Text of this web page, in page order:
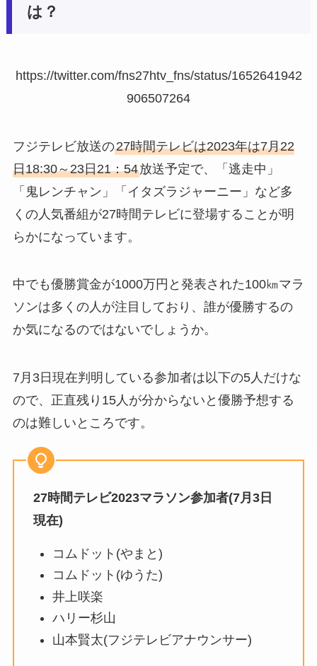
は？
https://twitter.com/fns27htv_fns/status/1652641942
906507264
フジテレビ放送の27時間テレビは2023年は7月22
日18:30～23日21：54放送予定で、「逃走中」
「鬼レンチャン」「イタズラジャーニー」など多
くの人気番組が27時間テレビに登場することが明
らかになっています。
中でも優勝賞金が1000万円と発表された100㎞マラ
ソンは多くの人が注目しており、誰が優勝するの
か気になるのではないでしょうか。
7月3日現在判明している参加者は以下の5人だけな
ので、正直残り15人が分からないと優勝予想する
のは難しいところです。
27時間テレビ2023マラソン参加者(7月3日
現在)
コムドット(やまと)
コムドット(ゆうた)
井上咲楽
ハリー杉山
山本賢太(フジテレビアナウンサー)